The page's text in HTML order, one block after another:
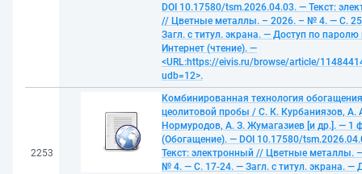
DOI 10.17580/tsm.2026.04.03. — Текст:
// Цветные металлы. – 2026. – № 4. — С.
Загл. с титул. экрана. — Доступ по паролю
Интернет (чтение). —
<URL:https://eivis.ru/browse/article/
udb=12>.
2253
Комбинированная технология обогащения
цеолитовой пробы / С. К. Курбаниязов, А.
Нормуродов, А. З. Жумагазиев [и др.]. — 1
(Обогащение). — DOI 10.17580/
Текст: электронный // Цветные металлы.
№ 4. — С. 17-24. — Загл. с титул. экрана. —